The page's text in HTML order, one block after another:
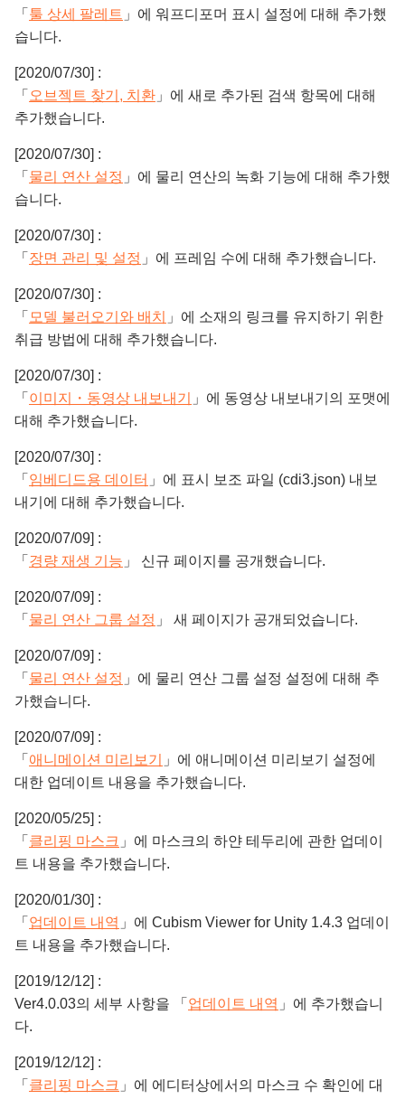
「 툴 상세 팔레트 」에 워프디포머 표시 설정에 대해 추가했
습니다.
[2020/07/30] :
「 오브젝트 찾기, 치환 」에 새로 추가된 검색 항목에 대해
추가했습니다.
[2020/07/30] :
「 물리 연산 설정 」에 물리 연산의 녹화 기능에 대해 추가했
습니다.
[2020/07/30] :
「 장면 관리 및 설정 」에 프레임 수에 대해 추가했습니다.
[2020/07/30] :
「 모델 불러오기와 배치
」에 소재의 링크를 유지하기 위한
취급 방법에 대해 추가했습니다.
[2020/07/30] :
「 이미지・동영상 내보내기
」에 동영상 내보내기의 포맷에
대해 추가했습니다.
[2020/07/30] :
「 임베디드용 데이터 」에 표시 보조 파일 (cdi3.json) 내보
내기에 대해 추가했습니다.
[2020/07/09] :
「 경량 재생 기능 」 신규 페이지를 공개했습니다.
[2020/07/09] :
「 물리 연산 그룹 설정 」 새 페이지가 공개되었습니다.
[2020/07/09] :
「 물리 연산 설정 」에 물리 연산 그룹 설정 설정에 대해 추
가했습니다.
[2020/07/09] :
「 애니메이션 미리보기
」에 애니메이션 미리보기 설정에
대한 업데이트 내용을 추가했습니다.
[2020/05/25] :
「 클리핑 마스크 」에 마스크의 하얀 테두리에 관한 업데이
트 내용을 추가했습니다.
[2020/01/30] :
「 업데이트 내역 」에 Cubism Viewer for Unity 1.4.3 업데이
트 내용을 추가했습니다.
[2019/12/12] :
Ver4.0.03의 세부 사항을 「 업데이트 내역 」에 추가했습니
다.
[2019/12/12] :
「 클리핑 마스크 」에 에디터상에서의 마스크 수 확인에 대